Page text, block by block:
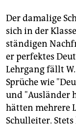
Der damalige
sich in der
ständigen
er perfektes
Lehrgang fällt
Sprüche wie
und "Ausländer
hätten mehrere
Schulleiter.